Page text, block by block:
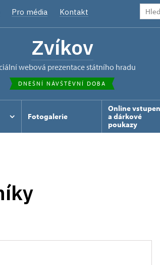
Pro média Kontakt
Zvíkov
webová prezentace státního hradu
DNEŠNÍ NÁVŠTĚVNÍ DOBA
Fotogalerie
Online
a dárkové
poukazy